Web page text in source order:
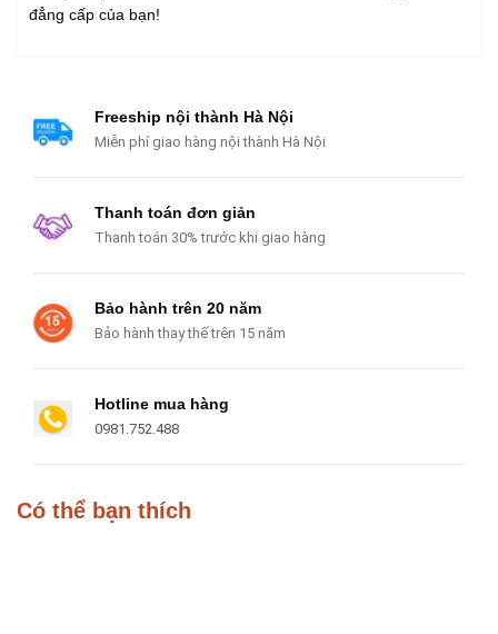
đẳng cấp của bạn!
Freeship nội thành Hà Nội
Miễn phí giao hàng nội thành Hà Nội
Thanh toán đơn giản
Thanh toán 30% trước khi giao hàng
Bảo hành trên 20 năm
Bảo hành thay thế trên 15 năm
Hotline mua hàng
0981.752.488
Có thể bạn thích